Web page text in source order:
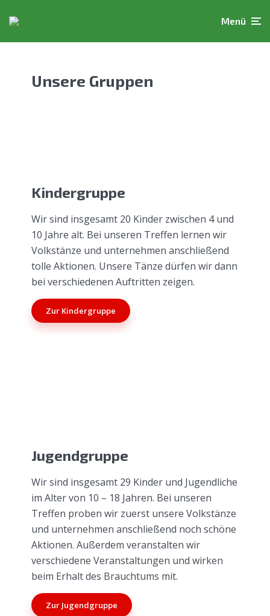
Menü
Unsere Gruppen
Kindergruppe
Wir sind insgesamt 20 Kinder zwischen 4 und
10 Jahre alt. Bei unseren Treffen lernen wir
Volkstänze und unternehmen anschließend
tolle Aktionen. Unsere Tänze dürfen wir dann
bei verschiedenen Auftritten zeigen.
Zur Kindergruppe
Jugendgruppe
Wir sind insgesamt 29 Kinder und Jugendliche
im Alter von 10 – 18 Jahren. Bei unseren
Treffen proben wir zuerst unsere Volkstänze
und unternehmen anschließend noch schöne
Aktionen. Außerdem veranstalten wir
verschiedene Veranstaltungen und wirken
beim Erhalt des Brauchtums mit.
Zur Jugendgruppe